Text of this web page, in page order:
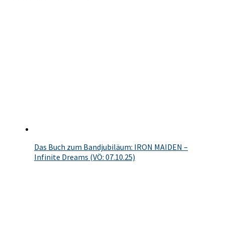
Das Buch zum Bandjubiläum: IRON MAIDEN –
Infinite Dreams (VÖ: 07.10.25)